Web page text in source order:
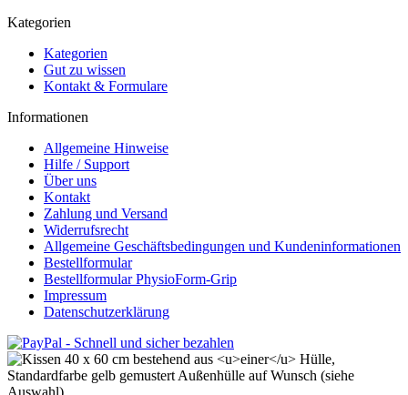
Kategorien
Kategorien
Gut zu wissen
Kontakt & Formulare
Informationen
Allgemeine Hinweise
Hilfe / Support
Über uns
Kontakt
Zahlung und Versand
Widerrufsrecht
Allgemeine Geschäftsbedingungen und Kundeninformationen
Bestellformular
Bestellformular PhysioForm-Grip
Impressum
Datenschutzerklärung